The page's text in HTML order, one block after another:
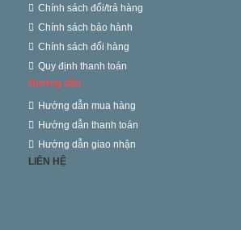
Chính sách đổi/trả hàng
Chính sách bảo hành
Chính sách đổi hàng
Quy định thanh toán
Hướng dẫn
Hướng dẫn mua hàng
Hướng dẫn thanh toán
Hướng dẫn giao nhận
LIÊN HỆ